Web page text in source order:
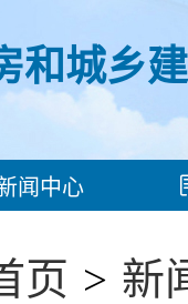
和城乡
闻中心
页 > 新